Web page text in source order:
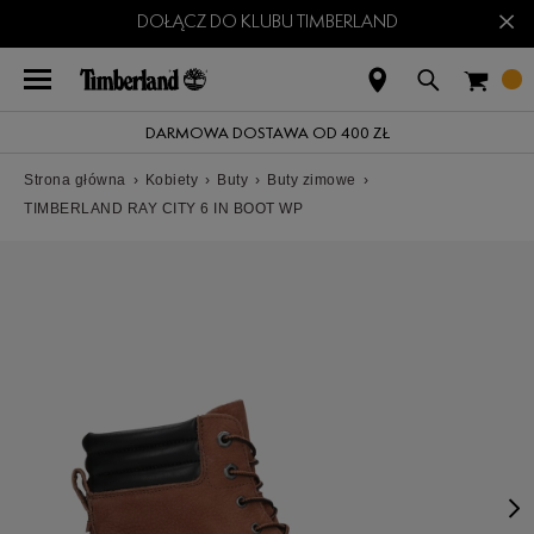
DOŁĄCZ DO KLUBU TIMBERLAND ×
DARMOWA DOSTAWA OD 400 ZŁ
Strona główna › Kobiety › Buty › Buty zimowe ›
TIMBERLAND RAY CITY 6 IN BOOT WP